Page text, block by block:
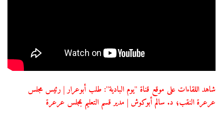
شاهد اللقاءات على موقع قناة "يوم البادية": طلب أبوعرار | رئيس مجلس
عرعرة النقب؛ د. سالم أبوكوش | مدير قسم التعليم بمجلس عرعرة